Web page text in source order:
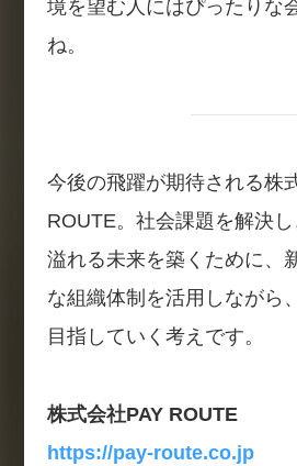
境を望む人にはぴったりな
ね。
今後の飛躍が期待される株
ROUTE。社会課題を解決
溢れる未来を築くために、
な組織体制を活用しながら
目指していく考えです。
株式会社PAY ROUTE
https://pay-route.co.jp